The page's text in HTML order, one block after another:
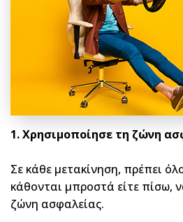
1. Χρησιμοποίησε τη ζώνη
Σε κάθε μετακίνηση, πρέπει
κάθονται μπροστά είτε πίσω,
ζώνη ασφαλείας.